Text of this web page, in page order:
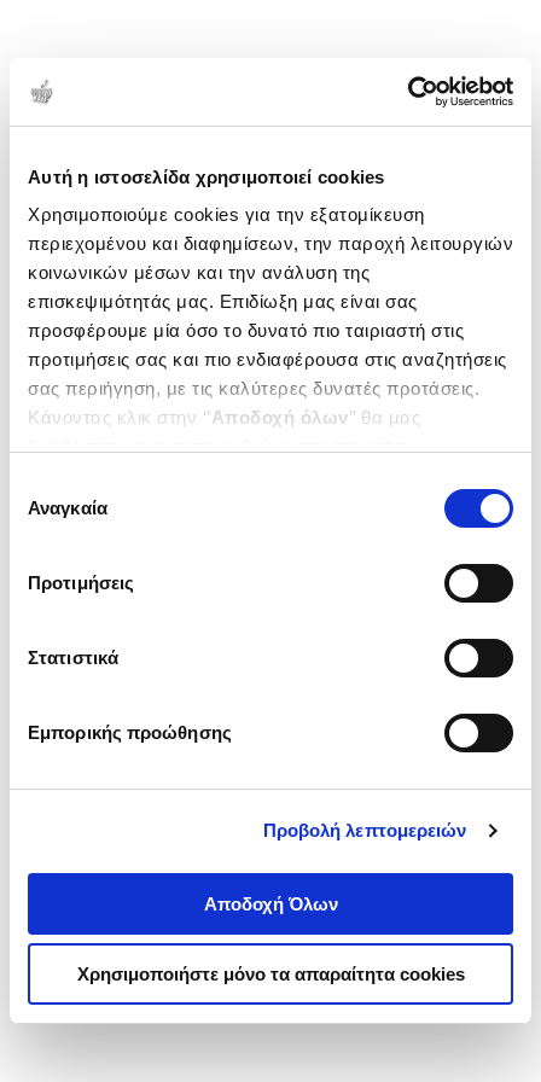
Αυτή η ιστοσελίδα χρησιμοποιεί cookies
Χρησιμοποιούμε cookies για την εξατομίκευση
περιεχομένου και διαφημίσεων, την παροχή λειτουργιών
κοινωνικών μέσων και την ανάλυση της
επισκεψιμότητάς μας. Επιδίωξη μας είναι σας
προσφέρουμε μία όσο το δυνατό πιο ταιριαστή στις
προτιμήσεις σας και πιο ενδιαφέρουσα στις αναζητήσεις
σας περιήγηση, με τις καλύτερες δυνατές προτάσεις.
Κάνοντας κλικ στην ‘’Αποδοχή όλων’’ θα μας
ενδιαφέρουν και να επιλέξετε από τα παρακάτω με την
΄΄και να ενημερωθείτε σχετικά με
συγκατάθεσης
Αναγκαία
Προτιμήσεις
Στατιστικά
Εμπορικής προώθησης
Προβολή λεπτομερειών
Αποδοχή Όλων
Χρησιμοποιήστε μόνο τα απαραίτητα cookies